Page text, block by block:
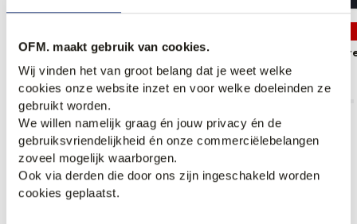
OFM. maakt gebruik van cookies.
Wij vinden het van groot belang dat je weet welke
cookies onze website inzet en voor welke doeleinden ze
gebruikt worden.
We willen namelijk graag én jouw privacy én de
gebruiksvriendelijkheid én onze commerciëlebelangen
zoveel mogelijk waarborgen.
Ook via derden die door ons zijn ingeschakeld worden
cookies geplaatst.
The BLUEPRINT Premium
Schipperstrui
89,99
The BLUEPRINT
Schipperstrui
89,99
Anderen bekeken ook